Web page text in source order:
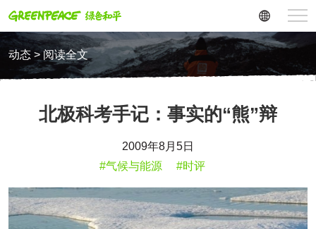
动态 > 阅读全文
北极科考手记：事实的“熊”辩
2009年8月5日
#气候与能源
#时评